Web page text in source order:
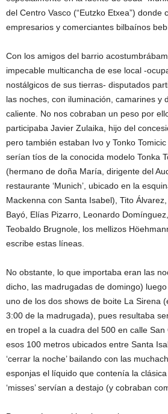
del Centro Vasco (“Eutzko Etxea”) donde
empresarios y comerciantes bilbaínos
Con los amigos del barrio
impecable multicancha de ese local -
nostálgicos de sus tierras- disputados
las noches, con iluminación, camarines y
caliente. No nos cobraban un peso por
participaba Javier Zulaika, hijo del
pero también estaban Ivo y Tonko
serían tíos de la conocida modelo Tonka
(hermano de doña María, dirigente del
restaurante ‘Munich’, ubicado en la
Mackenna con Santa Isabel), Tito
Bayó, Elías Pizarro, Leonardo
Teobaldo Brugnole, los mellizos
escribe estas líneas.
No obstante, lo que importaba eran las
dicho, las madrugadas de domingo)
uno de los dos shows de boite La Sirena
3:00 de la madrugada), pues resultaba
en tropel a la cuadra del 500 en calle
esos 100 metros ubicados entre Santa
‘cerrar la noche’ bailando con las
esponjas el líquido que contenía la
‘misses’ servían a destajo (y cobraban